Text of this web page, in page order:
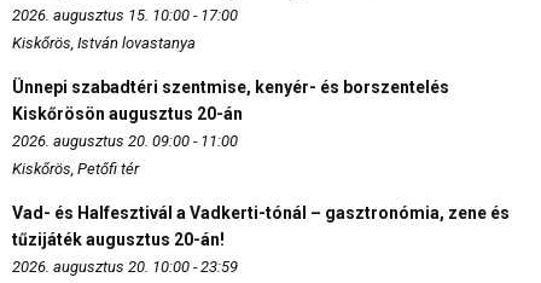
2026. augusztus 15. 10:00 - 17:00
Kiskőrös, István lovastanya
Ünnepi szabadtéri szentmise, kenyér- és borszentelés
Kiskőrösön augusztus 20-án
2026. augusztus 20. 09:00 - 11:00
Kiskőrös, Petőfi tér
Vad- és Halfesztivál a Vadkerti-tónál – gasztronómia, zene és
tűzijáték augusztus 20-án!
2026. augusztus 20. 10:00 - 23:59